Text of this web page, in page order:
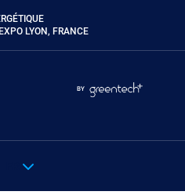
LYON, FRANCE
Paragraphes
BY